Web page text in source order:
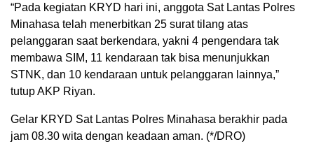
“Pada kegiatan KRYD hari ini, anggota Sat Lantas Polres
Minahasa telah menerbitkan 25 surat tilang atas
pelanggaran saat berkendara, yakni 4 pengendara tak
membawa SIM, 11 kendaraan tak bisa menunjukkan
STNK, dan 10 kendaraan untuk pelanggaran lainnya,”
tutup AKP Riyan.
Gelar KRYD Sat Lantas Polres Minahasa berakhir pada
jam 08.30 wita dengan keadaan aman. (*/DRO)